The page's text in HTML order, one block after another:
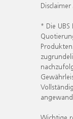
* Die